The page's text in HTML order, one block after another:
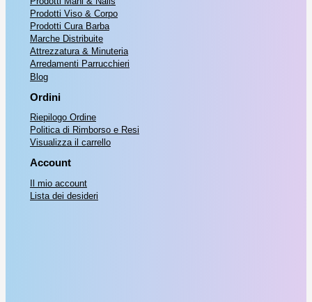
Prodotti Viso & Corpo
Prodotti Cura Barba
Marche Distribuite
Attrezzatura & Minuteria
Arredamenti Parrucchieri
Blog
Ordini
Riepilogo Ordine
Politica di Rimborso e Resi
Visualizza il carrello
Account
Il mio account
Lista dei desideri